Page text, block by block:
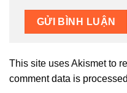
This site uses Akismet to
comment data is